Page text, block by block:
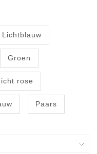
Lichtblauw
Groen
rose
Paars